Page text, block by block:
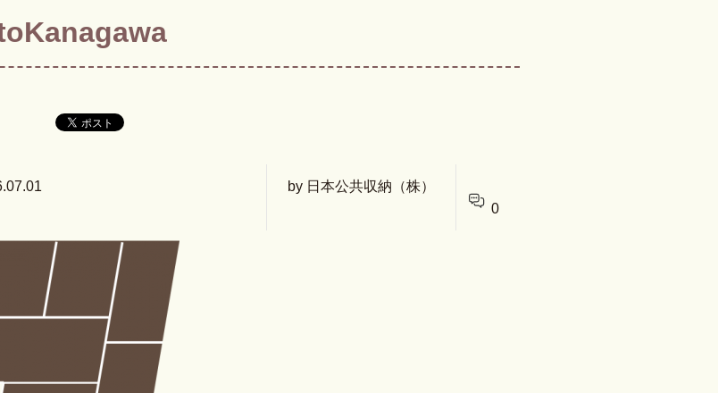
by 日本公共収納（株）
0